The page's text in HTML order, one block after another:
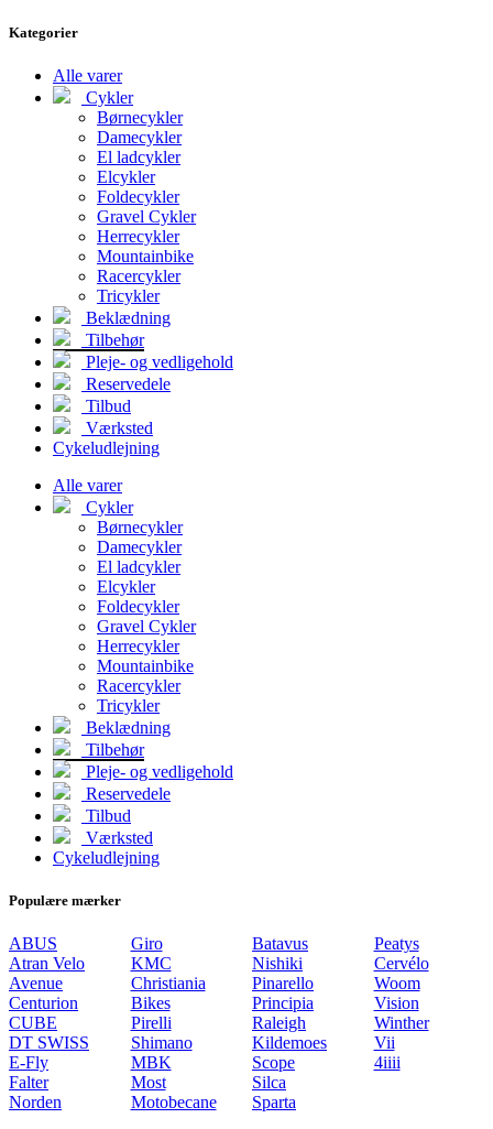
Kategorier
Alle varer
Cykler
Børnecykler
Damecykler
El ladcykler
Elcykler
Foldecykler
Gravel Cykler
Herrecykler
Mountainbike
Racercykler
Tricykler
Beklædning
Tilbehør
Pleje- og vedligehold
Reservedele
Tilbud
Værksted
Cykeludlejning
Alle varer
Cykler
Børnecykler
Damecykler
El ladcykler
Elcykler
Foldecykler
Gravel Cykler
Herrecykler
Mountainbike
Racercykler
Tricykler
Beklædning
Tilbehør
Pleje- og vedligehold
Reservedele
Tilbud
Værksted
Cykeludlejning
Populære mærker
ABUS
Atran Velo
Avenue
Centurion
CUBE
DT SWISS
E-Fly
Falter
Norden
Giro
KMC
Christiania
Bikes
Pirelli
Shimano
MBK
Most
Motobecane
Batavus
Nishiki
Pinarello
Principia
Raleigh
Kildemoes
Scope
Silca
Sparta
Peatys
Cervélo
Woom
Vision
Winther
Vii
4iiii